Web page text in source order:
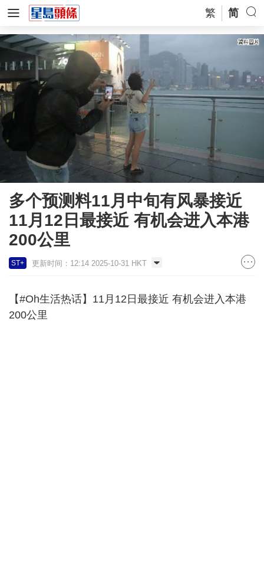
繁 简
多个预测料11月中旬有风暴接近
11月12日最接近 有机会进入本港
200公里
ST+ 更新时间：12:14 2025-10-31 HKT
【#Oh生活热话】11月12日最接近 有机会进入本港
200公里